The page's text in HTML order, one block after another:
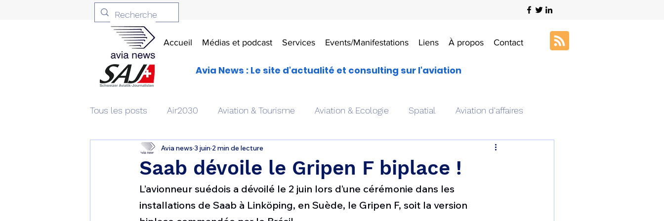
Accueil Médias et podcast Services Events/Manifestations Liens À propos Contact
Avia News : Le site d'actualité et consulting sur l'aviation
Tous les posts Air2030 Aviation & Tourisme Aviation & Ecologie Spatial Aviation d'affaires
Aviation & Défense Livres Drones aériens Art & Aviation
Patrimoine aéronautique Avionique & pilotage Avion expérimental Formation aéronautique
Saab dévoile le Gripen F biplace !
Avia news 3 juin 2 min de lecture
L’avionneur suédois a dévoilé le 2 juin lors d’une cérémonie dans les
installations de Saab à Linköping, en Suède, le Gripen F, soit la version